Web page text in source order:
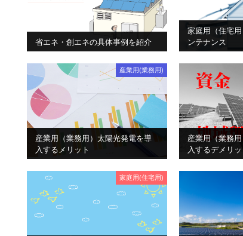
省エネ・創エネの具体事例を紹介
家庭用（住宅
ンテナンス
産業用(業務用)
産業用（業務用）太陽光発電を導
入するメリット
産業用（業務
入するデメリッ
家庭用(住宅用)